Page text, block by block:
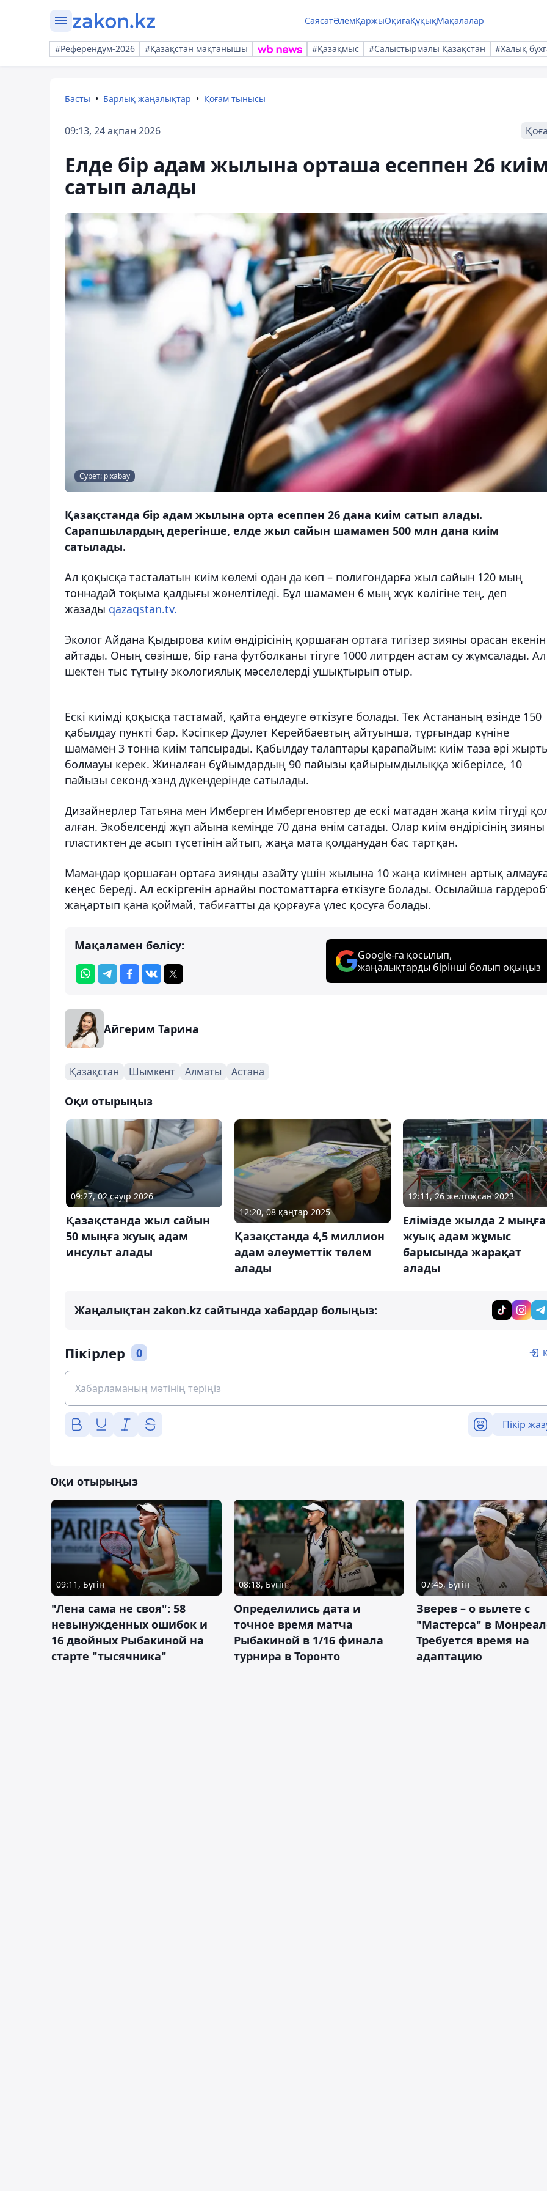
СаясатӘлемҚаржыОқиғаҚұқықМақалалар
#Референдум-2026 #Қазақстан мақтанышы #Қазақмыс #Салыстырмалы Қазақстан #Халық
Басты Барлық жаңалықтар Қоғам тынысы
09:13, 24 ақпан 2026
Елде бір адам жылына орташа есеппен 26
сатып алады
Сурет: pixabay
Қазақстанда бір адам жылына орта есеппен 26 дана киім сатып алады.
Сарапшылардың дерегінше, елде жыл сайын шамамен 500 млн дана киім
сатылады.
Ал қоқысқа тасталатын киім көлемі одан да көп – полигондарға жыл сайын 120 мың
тоннадай тоқыма қалдығы жөнелтіледі. Бұл шамамен 6 мың жүк көлігіне тең, деп
жазады qazaqstan.tv.
Эколог Айдана Қыдырова киім өндірісінің қоршаған ортаға тигізер зияны орасан екенін
айтады. Оның сөзінше, бір ғана футболканы тігуге 1000 литрден астам су жұмсалады. Ал
шектен тыс тұтыну экологиялық мәселелерді ушықтырып отыр.
Ескі киімді қоқысқа тастамай, қайта өңдеуге өткізуге болады. Тек Астананың өзінде 150
қабылдау пункті бар. Кәсіпкер Дәулет Керейбаевтың айтуынша, тұрғындар күніне
шамамен 3 тонна киім тапсырады. Қабылдау талаптары қарапайым: киім таза әрі
болмауы керек. Жиналған бұйымдардың 90 пайызы қайырымдылыққа жіберілсе, 10
пайызы секонд-хэнд дүкендерінде сатылады.
Дизайнерлер Татьяна мен Имберген Имбергеновтер де ескі матадан жаңа киім тігуді
алған. Экобелсенді жұп айына кемінде 70 дана өнім сатады. Олар киім өндірісінің зияны
пластиктен де асып түсетінін айтып, жаңа мата қолданудан бас тартқан.
Мамандар қоршаған ортаға зиянды азайту үшін жылына 10 жаңа киімнен артық
кеңес береді. Ал ескіргенін арнайы постоматтарға өткізуге болады. Осылайша
жаңартып қана қоймай, табиғатты да қорғауға үлес қосуға болады.
Мақаламен бөлісу:
Google-ға қосылып,
жаңалықтарды бірінші болып оқыңыз
Айгерим Тарина
Қазақстан Шымкент Алматы Астана
Оқи отырыңыз
09:27, 02 сәуір 2026
Қазақстанда жыл сайын
50 мыңға жуық адам
инсульт алады
12:20, 08 қаңтар 2025
Қазақстанда 4,5 миллион
адам әлеуметтік төлем
алады
12:11, 26 желтоқсан 2023
Елімізде жылда 2 мыңға
жуық адам жұмыс
барысында жарақат
алады
Жаңалықтан zakon.kz сайтында хабардар болыңыз:
Пікірлер 0
Пікір
Оқи отырыңыз
09:11, Бүгін
"Лена сама не своя": 58
невынужденных ошибок и
16 двойных Рыбакиной на
старте "тысячника"
08:18, Бүгін
Определились дата и
точное время матча
Рыбакиной в 1/16 финала
турнира в Торонто
07:45, Бүгін
Зверев – о вылете с
"Мастерса" в
Требуется время на
адаптацию